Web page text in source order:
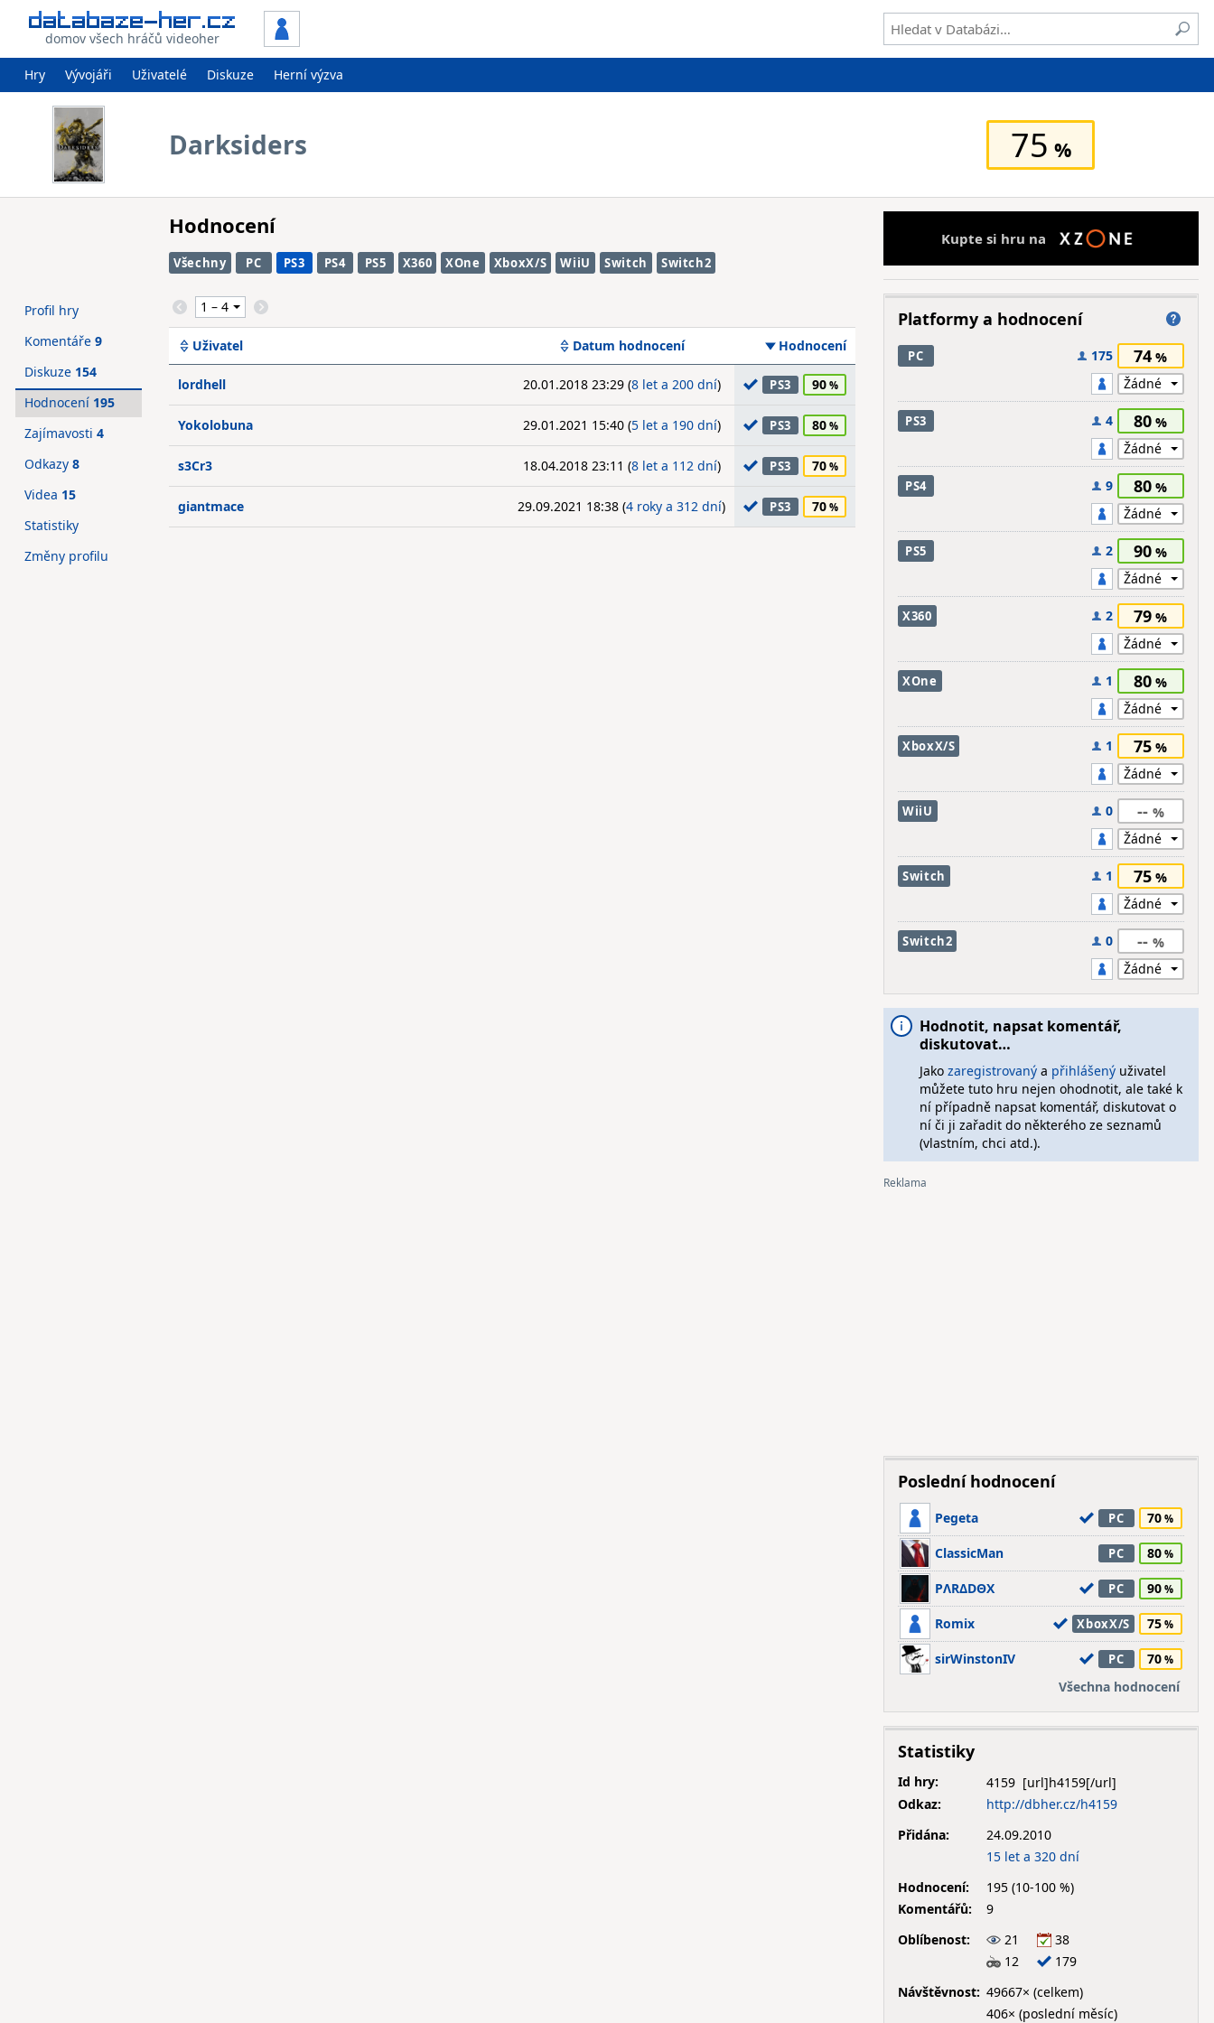
domov všech hráčů videoher
Hry Vývojáři Uživatelé Diskuze Herní výzva
Darksiders 75
Hodnocení
Všechny PC PS3 PS4 PS5 X360 XOne XboxX/S WiiU Switch Switch2
Uživatel Datum hodnocení Hodnocení
lordhell 20.01.2018 23:29 (8 let a 200 dní) PS3 90
Yokolobuna 29.01.2021 15:40 (5 let a 190 dní) PS3 80
s3Cr3 18.04.2018 23:11 (8 let a 112 dní) PS3 70
giantmace 29.09.2021 18:38 (4 roky a 312 dní) PS3 70
Profil hry
Komentáře 9
Diskuze 154
Hodnocení 195
Zajímavosti 4
Odkazy 8
Videa 15
Statistiky
Změny profilu
Kupte si hru na
Platformy a hodnocení
PC 175 74
PS3 4 80
PS4 9 80
PS5 2 90
X360 2 79
XOne 1 80
XboxX/S 1 75
WiiU 0 --
Switch 1 75
Switch2 0 --
Hodnotit, napsat komentář,
diskutovat…
Jako zaregistrovanýa přihlášenýuživatel
můžete tuto hru nejen ohodnotit, ale také k
ní případně napsat komentář, diskutovat o
ní či ji zařadit do některého ze seznamů
(vlastním, chci atd.).
Poslední hodnocení
Pegeta PC 70
ClassicMan PC 80
PΛRΔDΘX PC 90
Romix XboxX/S 75
sirWinstonIV PC
70
Všechna hodnocení
Statistiky
Id hry:
4159
Odkaz:
http://dbher.cz/h4159
Přidána:
24.09.2010
15 let a 320 dní
Hodnocení:
195 (10-100 %)
Komentářů:
9
Oblíbenost:
21
38
12
179
Návštěvnost: 49667× (celkem)
406× (poslední měsíc)